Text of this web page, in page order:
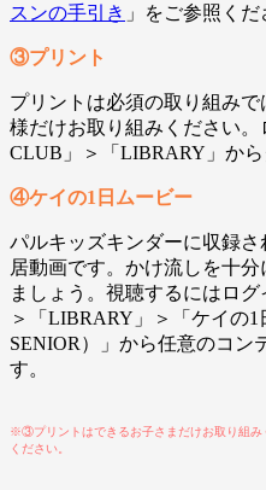
スンの手引き 」をご参照くだ
③プリント
プリントは必須の取り組み
様だけお取り組みください
CLUB」＞「LIBRARY」から
④ケイの1日ムービー
パルキッズキンダーに収録
居動画です。かけ流しを十
ましょう。視聴するにはロ
＞「LIBRARY」＞「ケイの1
SENIOR）」から任意のコン
す。
※③プリントはできるお子さまだけお取り組み
ください。